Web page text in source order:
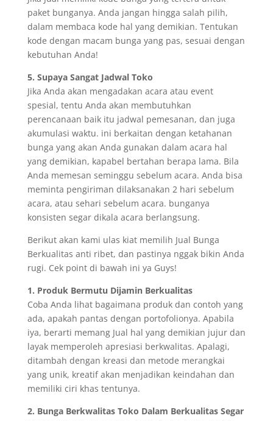
paket bunganya. Anda jangan hingga salah pilih,
dalam membaca kode hal yang demikian. Tentukan
kode dengan macam bunga yang pas, sesuai dengan
kebutuhan Anda!
5. Supaya Sangat Jadwal Toko
Jika Anda akan mengadakan acara atau event
spesial, tentu Anda akan membutuhkan
perencanaan baik itu jadwal pemesanan, dan juga
akumulasi waktu. ini berkaitan dengan ketahanan
bunga yang akan Anda gunakan dalam acara hal
yang demikian, kapabel bertahan berapa lama. Bila
Anda memesan seminggu sebelum acara. Anda bisa
meminta pengiriman dilaksanakan 2 hari sebelum
acara, atau sehari sebelum acara. bunganya
konsisten segar dikala acara berlangsung.
Berikut akan kami ulas kiat memilih Jual Bunga
Berkualitas anti ribet, dan pastinya nggak bikin Anda
rugi. Cek point di bawah ini ya Guys!
1. Produk Bermutu Dijamin Berkualitas
Coba Anda lihat bagaimana produk dan contoh yang
ada, apakah pantas dengan portofolionya. Apabila
iya, berarti memang Jual hal yang demikian jujur dan
layak memperoleh apresiasi berkwalitas. Apalagi,
ditambah dengan kreasi dan metode merangkai
yang unik, kreatif akan menjadikan keindahan dan
memiliki ciri khas tentunya.
2. Bunga Berkwalitas Toko Dalam Berkualitas Segar